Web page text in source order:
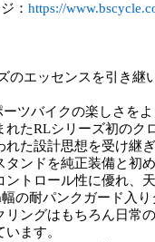
： https://
のエッセンスを引き継
ーツバイクの楽しさを
れたRLシリーズ初のク
れた設計思想を受け継
タンドを純正装備と初
ントロール性に優れ、
の耐パンクガード入
リングはもちろん日常
ます。